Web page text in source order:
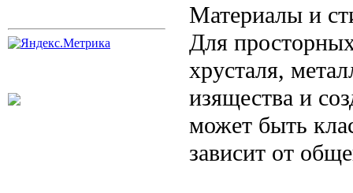
Материалы и
Для
хрусталя,
изящества и
может быть
зависит от